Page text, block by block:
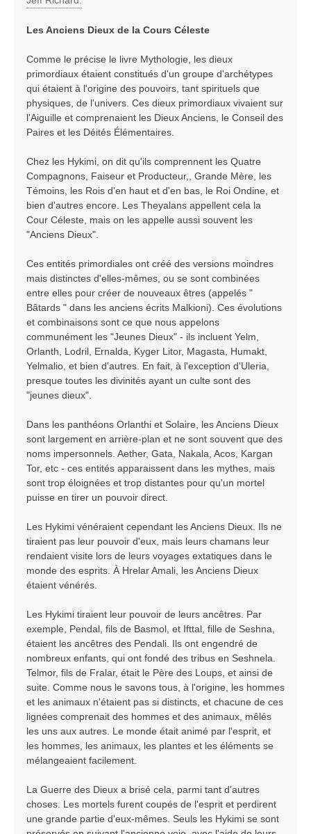
s
g
Les Anciens Dieux de la Cours Céleste
Comme le précise le livre Mythologie, les dieux
primordiaux étaient constitués d'un groupe d'archétypes
qui étaient à l'origine des pouvoirs, tant spirituels que
physiques, de l'univers. Ces dieux primordiaux vivaient sur
l'Aiguille et comprenaient les Dieux Anciens, le Conseil des
Paires et les Déités Élémentaires.
Chez les Hykimi, on dit qu'ils comprennent les Quatre
Compagnons, Faiseur et Producteur,, Grande Mère, les
Témoins, les Rois d'en haut et d'en bas, le Roi Ondine, et
bien d'autres encore. Les Theyalans appellent cela la
Cour Céleste, mais on les appelle aussi souvent les
"Anciens Dieux".
Ces entités primordiales ont créé des versions moindres
mais distinctes d'elles-mêmes, ou se sont combinées
entre elles pour créer de nouveaux êtres (appelés "
Bâtards " dans les anciens écrits Malkioni). Ces évolutions
et combinaisons sont ce que nous appelons
communément les "Jeunes Dieux" - ils incluent Yelm,
Orlanth, Lodril, Ernalda, Kyger Litor, Magasta, Humakt,
Yelmalio, et bien d'autres. En fait, à l'exception d'Uleria,
presque toutes les divinités ayant un culte sont des
"jeunes dieux".
Dans les panthéons Orlanthi et Solaire, les Anciens Dieux
sont largement en arrière-plan et ne sont souvent que des
noms impersonnels. Aether, Gata, Nakala, Acos, Kargan
Tor, etc - ces entités apparaissent dans les mythes, mais
sont trop éloignées et trop distantes pour qu'un mortel
puisse en tirer un pouvoir direct.
Les Hykimi vénéraient cependant les Anciens Dieux. Ils ne
tiraient pas leur pouvoir d'eux, mais leurs chamans leur
rendaient visite lors de leurs voyages extatiques dans le
monde des esprits. À Hrelar Amali, les Anciens Dieux
étaient vénérés.
Les Hykimi tiraient leur pouvoir de leurs ancêtres. Par
exemple, Pendal, fils de Basmol, et Ifttal, fille de Seshna,
étaient les ancêtres des Pendali. Ils ont engendré de
nombreux enfants, qui ont fondé des tribus en Seshnela.
Telmor, fils de Fralar, était le Père des Loups, et ainsi de
suite. Comme nous le savons tous, à l'origine, les hommes
et les animaux n'étaient pas si distincts, et chacune de ces
lignées comprenait des hommes et des animaux, mêlés
les uns aux autres. Le monde était animé par l'esprit, et
les hommes, les animaux, les plantes et les éléments se
mélangeaient facilement.
La Guerre des Dieux a brisé cela, parmi tant d'autres
choses. Les mortels furent coupés de l'esprit et perdirent
une grande partie d'eux-mêmes. Seuls les Hykimi se sont